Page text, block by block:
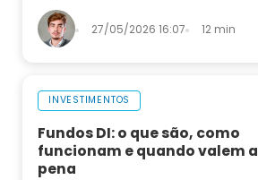
27/05/2026 16:07 12 min
INVESTIMENTOS
Fundos DI: o que são, como
funcionam e quando valem a
pena